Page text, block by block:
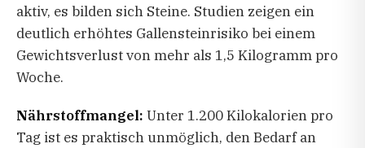
aktiv, es bilden sich Steine. Studien zeigen ein
deutlich erhöhtes Gallensteinrisiko bei einem
Gewichtsverlust von mehr als 1,5 Kilogramm pro
Woche.
Nährstoffmangel: Unter 1.200 Kilokalorien pro
Tag ist es praktisch unmöglich, den Bedarf an